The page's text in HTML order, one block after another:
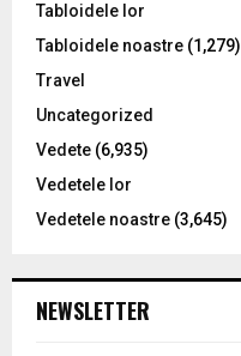
Tabloidele lor
Tabloidele noastre (1,279)
Travel
Uncategorized
Vedete (6,935)
Vedetele lor
Vedetele noastre (3,645)
NEWSLETTER